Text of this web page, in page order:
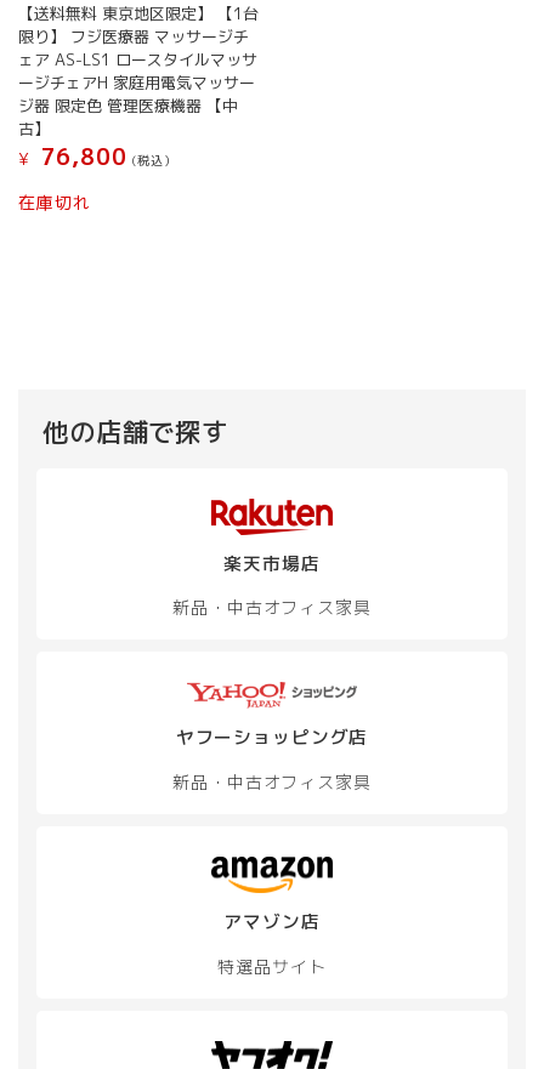
【送料無料 東京地区限定】 【1台
限り】 フジ医療器 マッサージチ
ェア AS-LS1 ロースタイルマッサ
ージチェアH 家庭用電気マッサー
ジ器 限定色 管理医療機器 【中
古】
¥
76,800 (税込）
在庫切れ
他の店舗で探す
楽天市場店
新品・中古オフィス家具
ヤフーショッピング店
新品・中古オフィス家具
アマゾン店
特選品サイト